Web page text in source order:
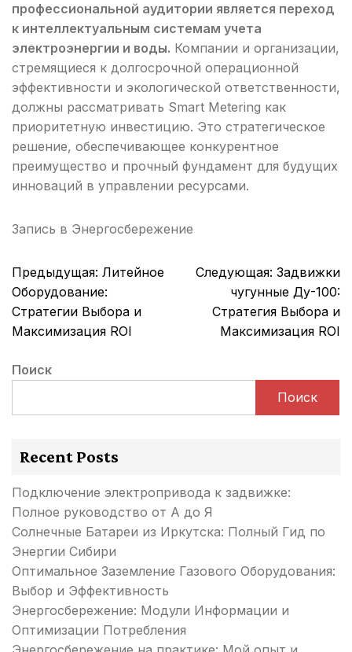
профессиональной аудитории является переход
к интеллектуальным системам учета
электроэнергии и воды. Компании и организации,
стремящиеся к долгосрочной операционной
эффективности и экологической ответственности,
должны рассматривать Smart Metering как
приоритетную инвестицию. Это стратегическое
решение, обеспечивающее конкурентное
преимущество и прочный фундамент для будущих
инноваций в управлении ресурсами.
Запись в Энергосбережение
Навигация
по
записям
Предыдущая: Литейное
Оборудование:
Стратегии Выбора и
Максимизация ROI
Следующая: Задвижки
чугунные Ду-100:
Стратегия Выбора и
Максимизация ROI
Поиск
Поиск
Recent Posts
Подключение электропривода к задвижке:
Полное руководство от А до Я
Солнечные Батареи из Иркутска: Полный Гид по
Энергии Сибири
Оптимальное Заземление Газового Оборудования:
Выбор и Эффективность
Энергосбережение: Модули Информации и
Оптимизации Потребления